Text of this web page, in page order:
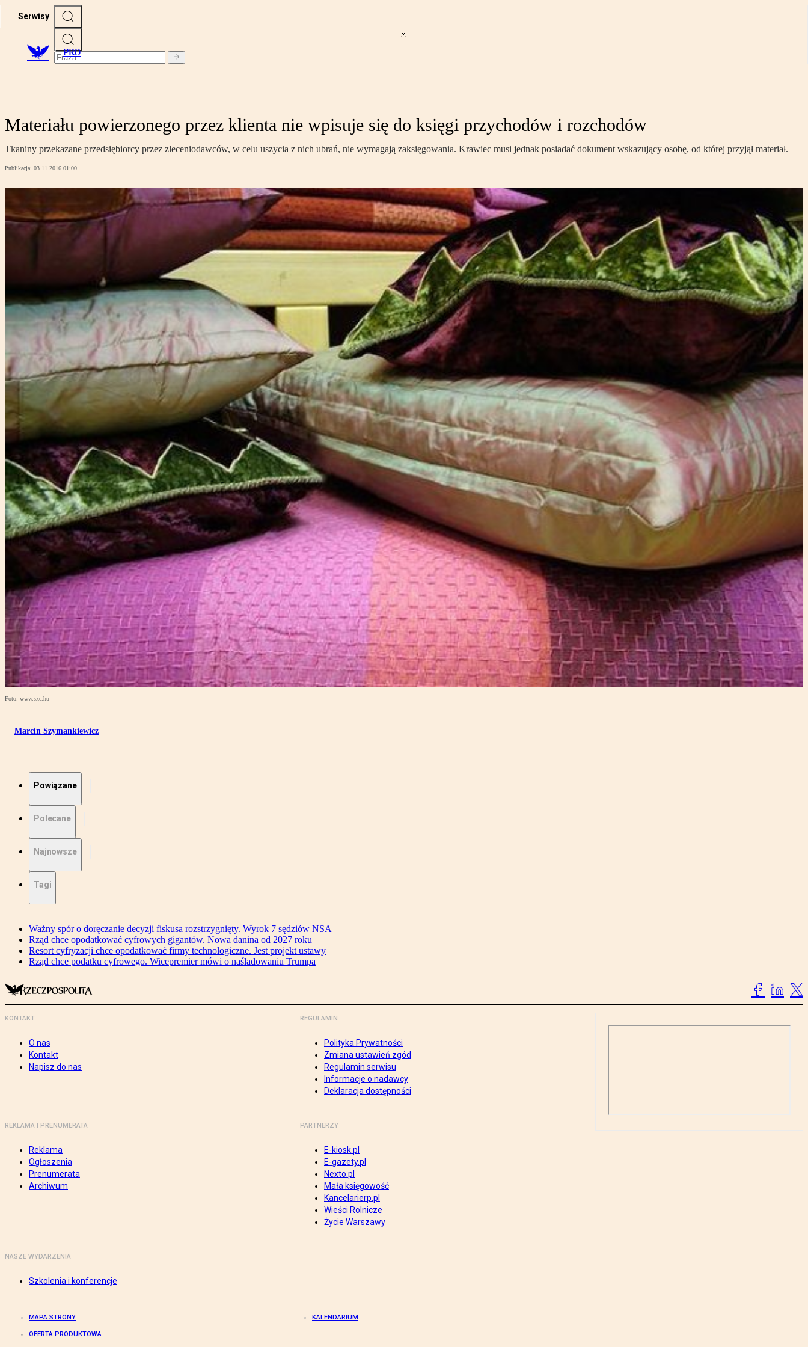
Serwisy
PRO
Materiału powierzonego przez klienta nie wpisuje się do księgi przychodów i rozchodów
Tkaniny przekazane przedsiębiorcy przez zleceniodawców, w celu uszycia z nich ubrań, nie wymagają zaksięgowania. Krawiec musi jednak posiadać dokument wskazujący osobę, od której przyjął materiał.
Publikacja: 03.11.2016 01:00
Foto: www.sxc.hu
Marcin Szymankiewicz
Powiązane
Polecane
Najnowsze
Tagi
Ważny spór o doręczanie decyzji fiskusa rozstrzygnięty. Wyrok 7 sędziów NSA
Rząd chce opodatkować cyfrowych gigantów. Nowa danina od 2027 roku
Resort cyfryzacji chce opodatkować firmy technologiczne. Jest projekt ustawy
Rząd chce podatku cyfrowego. Wicepremier mówi o naśladowaniu Trumpa
KONTAKT
O nas
Kontakt
Napisz do nas
REGULAMIN
Polityka Prywatności
Zmiana ustawień zgód
Regulamin serwisu
Informacje o nadawcy
Deklaracja dostępności
REKLAMA I PRENUMERATA
Reklama
Ogłoszenia
Prenumerata
Archiwum
PARTNERZY
E-kiosk.pl
E-gazety.pl
Nexto.pl
Mała księgowość
Kancelarierp.pl
Wieści Rolnicze
Życie Warszawy
NASZE WYDARZENIA
Szkolenia i konferencje
MAPA STRONY KALENDARIUM
OFERTA PRODUKTOWA